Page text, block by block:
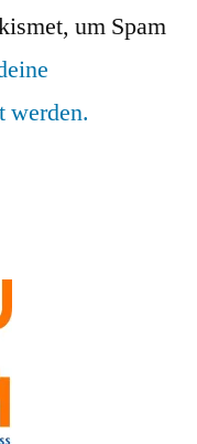
um Spam
werden.